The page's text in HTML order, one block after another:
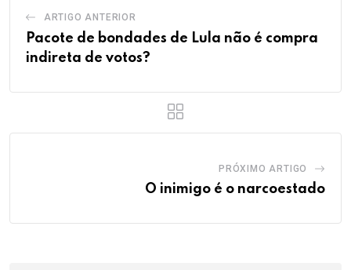
ARTIGO ANTERIOR
Pacote de bondades de Lula não é compra
indireta de votos?
PRÓXIMO ARTIGO
O inimigo é o narcoestado